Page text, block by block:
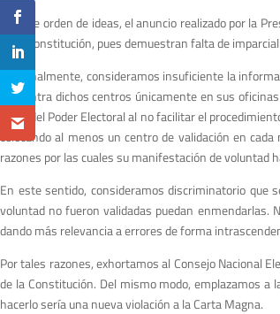
En este orden de ideas, el anuncio realizado por la
de la Constitución, pues demuestran falta de
Adicionalmente, consideramos insuficiente la
concentra dichos centros únicamente en sus
parte del Poder Electoral al no facilitar el
colocando al menos un centro de validación en
razones por las cuales su manifestación de voluntad
En este sentido, consideramos discriminatorio que
voluntad no fueron validadas puedan
dando más relevancia a errores de forma
Por tales razones, exhortamos al Consejo Nacional
de la Constitución. Del mismo modo, emplazamos
hacerlo sería una nueva violación a la Carta Magna.